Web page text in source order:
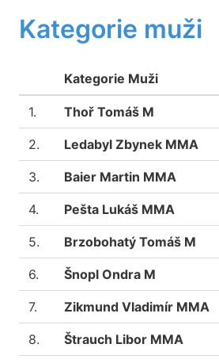
Kategorie muži
Kategorie Muži
1. Thoř Tomáš M
2. Ledabyl Zbynek MMA
3. Baier Martin MMA
4. Pešta Lukáš MMA
5. Brzobohatý Tomáš M
6. Šnopl Ondra M
7. Zikmund Vladimír MMA
8. Štrauch Libor MMA